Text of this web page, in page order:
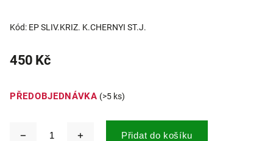
Kód: EP SLIV.KRIZ. K.CHERNYI ST.J.
450 Kč
PŘEDOBJEDNÁVKA (>5 ks)
Přidat do košíku